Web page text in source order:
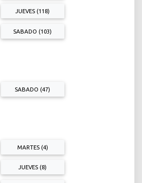
JUEVES (118)
SABADO (103)
SABADO (47)
MARTES (4)
JUEVES (8)